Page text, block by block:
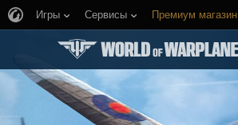
Игры Сервисы Премиум магазин